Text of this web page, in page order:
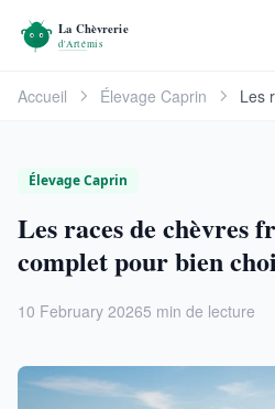
Accueil Élevage Caprin
Élevage Caprin
Les races de chèvres
complet pour bien
10 February 20265 min de lecture